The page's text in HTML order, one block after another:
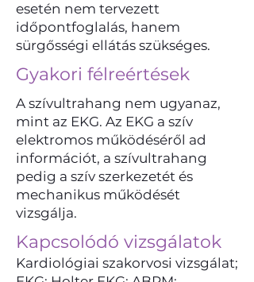
esetén nem tervezett
időpontfoglalás, hanem
sürgősségi ellátás szükséges.
Gyakori félreértések
A szívultrahang nem ugyanaz,
mint az EKG. Az EKG a szív
elektromos működéséről ad
információt, a szívultrahang
pedig a szív szerkezetét és
mechanikus működését
vizsgálja.
Kapcsolódó vizsgálatok
Kardiológiai szakorvosi vizsgálat;